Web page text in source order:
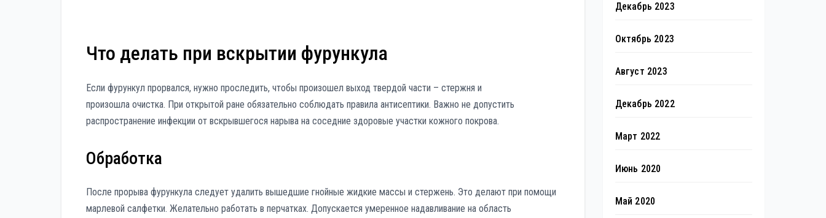
Что делать при вскрытии фурункула
Если фурункул прорвался, нужно проследить, чтобы произошел выход твердой части – стержня и
произошла очистка. При открытой ране обязательно соблюдать правила антисептики. Важно не допустить
распространение инфекции от вскрывшегося нарыва на соседние здоровые участки кожного покрова.
Обработка
После прорыва фурункула следует удалить вышедшие гнойные жидкие массы и стержень. Это делают при помощи
марлевой салфетки. Желательно работать в перчатках. Допускается умеренное надавливание на область
Декабрь 2023
Октябрь 2023
Август 2023
Декабрь 2022
Март 2022
Июнь 2020
Май 2020